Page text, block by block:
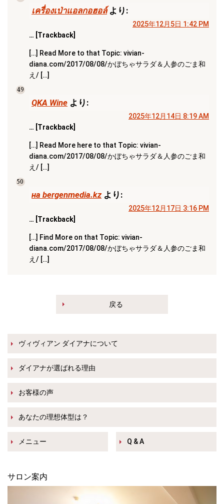
เครื่องเป่าแอลกอฮอล์ より:
2025年12月5日 1:42 PM
… [Trackback]
[…] Read More to that Topic: vivian-
diana.com/2017/08/08/かぼちゃサラダ＆人参のごま和
え/ […]
49
QKA Wine より:
2025年12月14日 8:19 AM
… [Trackback]
[…] Read More here to that Topic: vivian-
diana.com/2017/08/08/かぼちゃサラダ＆人参のごま和
え/ […]
50
на bergenmedia.kz より:
2025年12月17日 3:16 PM
… [Trackback]
[…] Find More on that Topic: vivian-
diana.com/2017/08/08/かぼちゃサラダ＆人参のごま和
え/ […]
戻る
ヴィヴィアン ダイアナについて
ダイアナが選ばれる理由
お客様の声
あなたの理想体型は？
メニュー Q & A
サロン案内